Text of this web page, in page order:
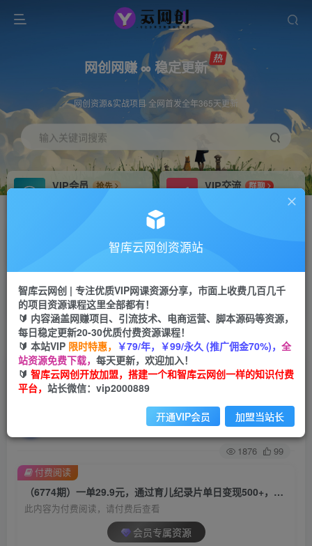
网创网赚 ∞ 稳定更新
网创资源&实战项目 全网首发全年365天更新
输入关键词搜索
VIP会员
抢先
VIP交流
群聊
研究探讨更多创业项目路子。
会员专属推广链接
网赚网创 项目
365天稳定跟新
APP下载
GO
首页 创业课程 会员专属 正文
（6774期）一单29.9元，通过育儿纪录片单日变
现500+，一部手机即可操作，0成本变现
关注 私信
1876 99
（6774期）一单29.9元，通过育儿纪录片单日变现500+，一部手机即可操作，0成本变现
此内容为付费阅读，请付费后查看
会员专属资源
付费阅读
智库云网创资源站
智库云网创 | 专注优质VIP网课资源分享，市面上收费几百几千
的项目资源课程这里全部都有！
🔰 内容涵盖网赚项目、引流技术、电商运营、脚本源码等资源，
每日稳定更新20-30优质付费资源课程！
🔰 本站VIP 限时特惠， ￥79/年，￥99/永久 (推广佣金70%)， 全
站资源免费下载， 每天更新，欢迎加入！
🔰 智库云网创开放加盟，搭建一个和智库云网创一样的知识付费
平台， 站长微信：vip2000889
开通VIP会员 加盟当站长